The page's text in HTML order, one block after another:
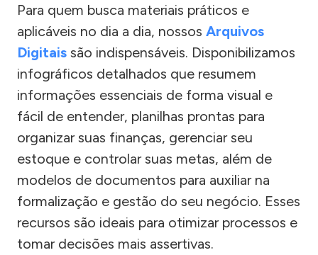
Para quem busca materiais práticos e
aplicáveis no dia a dia, nossos Arquivos
Digitais são indispensáveis. Disponibilizamos
infográficos detalhados que resumem
informações essenciais de forma visual e
fácil de entender, planilhas prontas para
organizar suas finanças, gerenciar seu
estoque e controlar suas metas, além de
modelos de documentos para auxiliar na
formalização e gestão do seu negócio. Esses
recursos são ideais para otimizar processos e
tomar decisões mais assertivas.